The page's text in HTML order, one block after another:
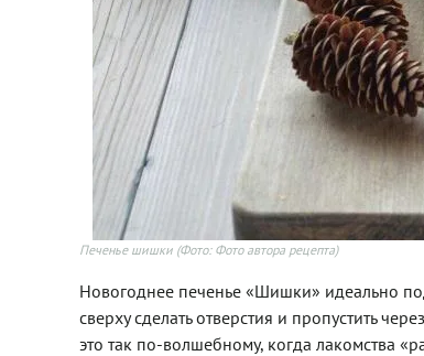
Печенье шишки (Фото: Фото автора рецепта)
Новогоднее печенье «Шишки» идеально
сверху сделать отверстия и пропустить
это так по-волшебному, когда лакомства